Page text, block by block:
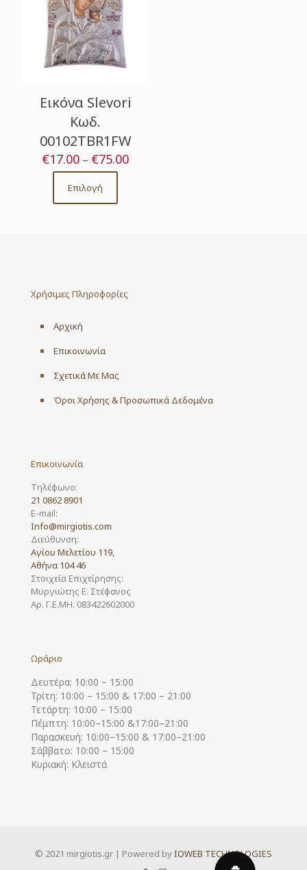
Εικόνα Slevori
Κωδ.
00102TBR1FW
€17.00 – €75.00Price
Επιλογή
This
product
be
on
product
Χρήσιμες Πληροφορίες
Αρχική
Επικοινωνία
Σχετικά Με Μας
Όροι Χρήσης & Προσωπικά Δεδομένα
Επικοινωνία
Τηλέφωνο:
21 0862 8901
E-mail:
Info@mirgiotis.com
Διεύθυνση:
Αγίου Μελετίου 119,
Αθήνα 104 46
Στοιχεία Επιχείρησης:
Μυργιώτης Ε. Στέφανος
Αρ. Γ.Ε.ΜΗ. 083422602000
Ωράριο
Δευτέρα: 10:00 – 15:00
Τρίτη: 10:00 – 15:00 & 17:00 – 21:00
Τετάρτη: 10:00 – 15:00
Πέμπτη: 10:00–15:00 &17:00–21:00
Παρασκευή: 10:00–15:00 & 17:00–21:00
Σάββατο: 10:00 – 15:00
Κυριακή: Κλειστά
© 2021 mirgiotis.gr | Powered byIOWEB TECHNOLOGIES